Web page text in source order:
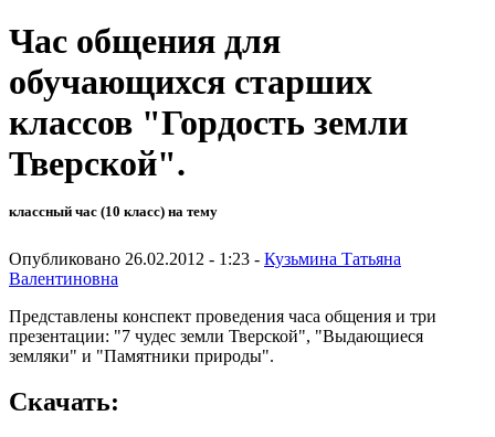
Час общения для
обучающихся старших
классов "Гордость земли
Тверской".
классный час (10 класс) на тему
Опубликовано 26.02.2012 - 1:23 - Кузьмина Татьяна
Валентиновна
Представлены конспект проведения часа общения и три
презентации: "7 чудес земли Тверской", "Выдающиеся
земляки" и "Памятники природы".
Скачать: